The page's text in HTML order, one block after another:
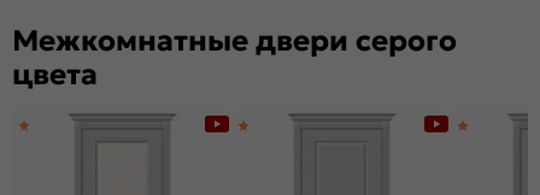
Межкомнатные двери серого
цвета